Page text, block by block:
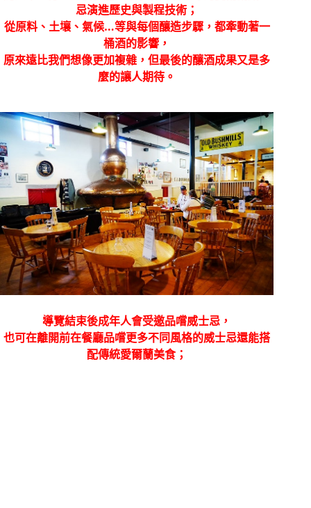
忌演進歷史與製程技術；
從原料、土壤、氣候…等與每個釀造步驟，都牽動著一
桶酒的影響，
原來遠比我們想像更加複雜，但最後的釀酒成果又是多
麼的讓人期待。
導覽結束後成年人會受邀品嚐威士忌，
也可在離開前在餐廳品嚐更多不同風格的威士忌還能搭
配傳統愛爾蘭美食；